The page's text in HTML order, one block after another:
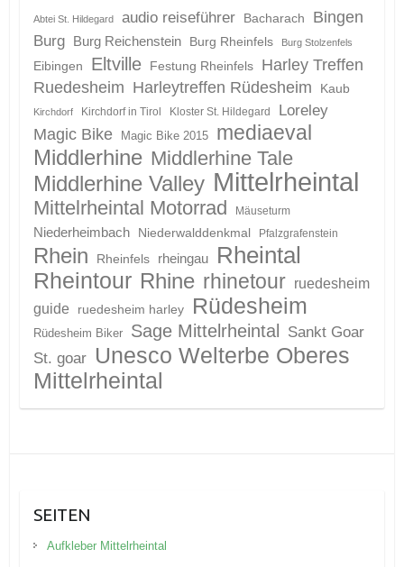
Abtei St. Hildegard audio reiseführer Bacharach
Bingen
Burg
Burg Reichenstein Burg Rheinfels Burg Stolzenfels
Eibingen Eltville Festung Rheinfels
Harley Treffen
Ruedesheim Harleytreffen Rüdesheim Kaub
Kirchdorf Kirchdorf in Tirol Kloster St. Hildegard Loreley
Magic Bike Magic Bike 2015 mediaeval
Middlerhine Middlerhine Tale
Middlerhine Valley Mittelrheintal
Mittelrheintal Motorrad Mäuseturm
Niederheimbach Niederwalddenkmal Pfalzgrafenstein
Rhein Rheinfels rheingau
Rheintal
Rheintour Rhine rhinetour ruedesheim
guide
ruedesheim harley Rüdesheim
Rüdesheim Biker Sage Mittelrheintal Sankt Goar
St. goar Unesco Welterbe Oberes
Mittelrheintal
SEITEN
Aufkleber Mittelrheintal